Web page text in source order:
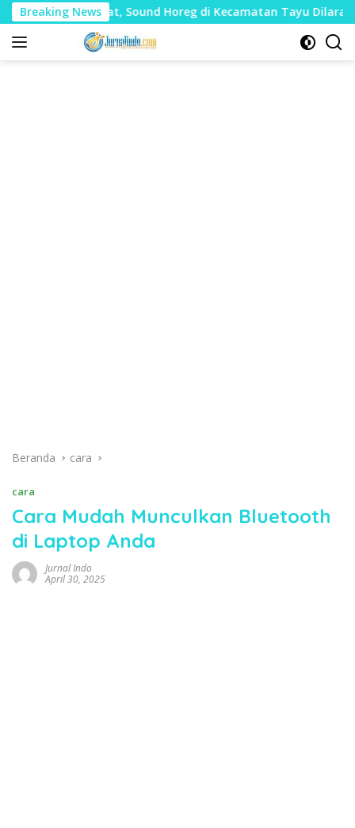
Langsung
ke
konten
Breaking News
Sound Horeg di Kecamatan Tayu Dilarang
Beranda cara
cara
Cara Mudah Munculkan Bluetooth
di Laptop Anda
Jurnal Indo
April 30, 2025